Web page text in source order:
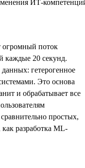
поток
20 секунд.
гетерогенное
Это основа
и обрабатывает все
простых,
разработка ML-